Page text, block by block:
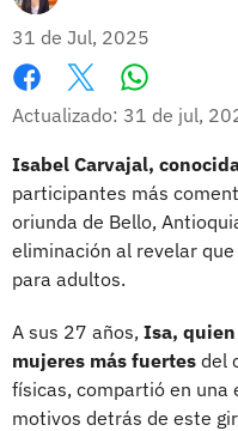
31 de Jul, 2025
Facebook
X
Actualizado: 31 de jul,
Isabel Carvajal,
participantes más
oriunda de Bello,
eliminación al revelar
para adultos.
A sus 27 años, Isa,
mujeres más fuertes del
físicas, compartió en una
motivos detrás de este